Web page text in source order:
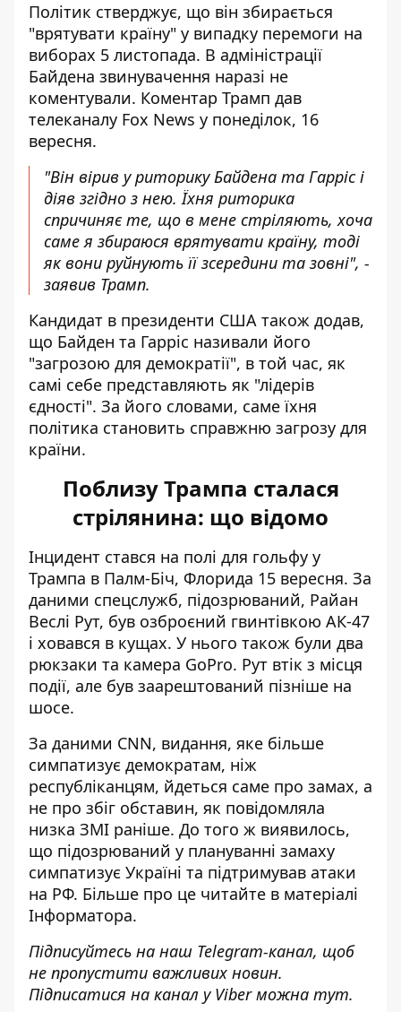
Політик стверджує, що він збирається
"врятувати країну" у випадку перемоги на
виборах 5 листопада. В адміністрації
Байдена звинувачення наразі не
коментували. Коментар Трамп дав
телеканалу Fox News у понеділок, 16
вересня.
"Він вірив у риторику Байдена та Гарріс і
діяв згідно з нею. Їхня риторика
спричиняє те, що в мене стріляють, хоча
саме я збираюся врятувати країну, тоді
як вони руйнують її зсередини та зовні", -
заявив Трамп.
Кандидат в президенти США також додав,
що Байден та Гарріс називали його
"загрозою для демократії", в той час, як
самі себе представляють як "лідерів
єдності". За його словами, саме їхня
політика становить справжню загрозу для
країни.
Поблизу Трампа сталася
стрілянина: що відомо
Інцидент стався на полі для гольфу у
Трампа в Палм-Біч, Флорида 15 вересня. За
даними спецслужб, підозрюваний, Райан
Веслі Рут, був озброєний гвинтівкою АК-47
і ховався в кущах. У нього також були два
рюкзаки та камера GoPro. Рут втік з місця
події, але був заарештований пізніше на
шосе.
За даними CNN, видання, яке більше
симпатизує демократам, ніж
республіканцям, йдеться саме про замах, а
не про збіг обставин, як повідомляла
низка ЗМІ раніше. До того ж виявилось,
що підозрюваний у плануванні замаху
симпатизує Україні та підтримував атаки
на РФ. Більше про це читайте в матеріалі
Інформатора.
Підписуйтесь на наш Telegram-канал, щоб
не пропустити важливих новин.
Підписатися на канал у Viber можна тут.